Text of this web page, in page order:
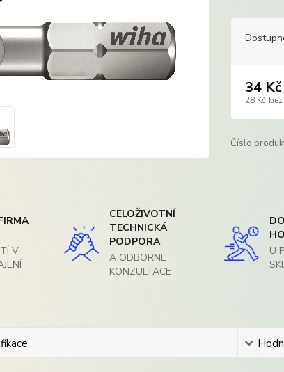
34 Kč
28 Kč
Číslo
V
CELOŽIVOTNÍ
TECHNICKÁ
PODPORA
A ODBORNÉ
KONZULTACE
U